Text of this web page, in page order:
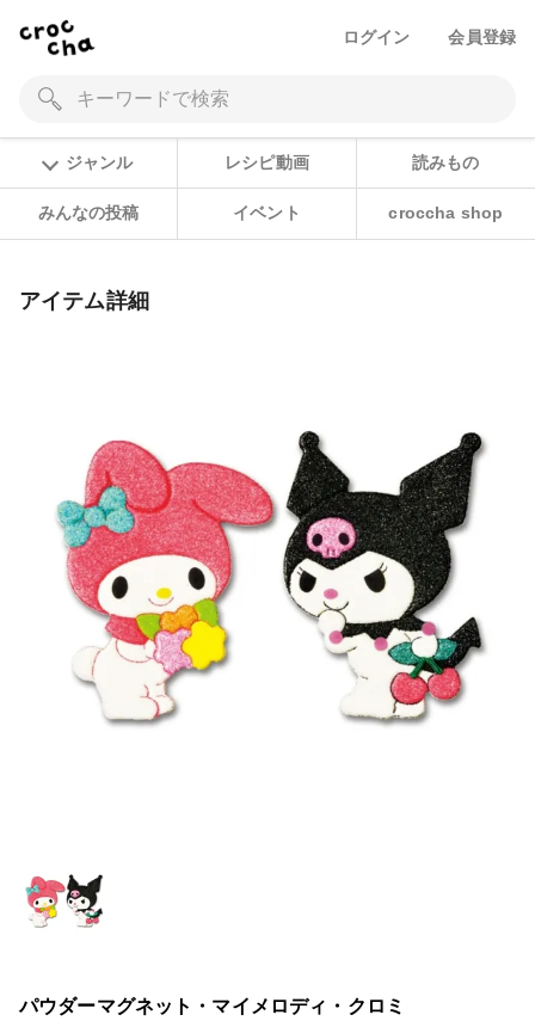
ログイン 会員登録
ジャンル レシピ動画 読みもの
みんなの投稿 イベント croccha shop
アイテム詳細
パウダーマグネット・マイメロディ・クロミ